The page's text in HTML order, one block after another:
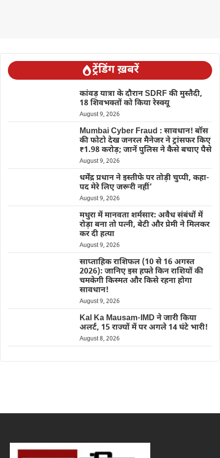
ट्रेंडिंग ख़बरें
कांवड़ यात्रा के दौरान SDRF की मुस्तैदी,
18 शिवभक्तों को किया रेस्क्यू
August 9, 2026
Mumbai Cyber Fraud : सावधान! बॉस
की फोटो देख जनरल मैनेजर ने ट्रांसफर किए
₹1.98 करोड़; जानें पुलिस ने कैसे बचाए पैसे
August 9, 2026
धर्मेंद्र प्रधान ने इस्तीफे पर तोड़ी चुप्पी, कहा-
पद मेरे लिए जरूरी नहीं’
August 9, 2026
मथुरा में मानवता शर्मसार: अवैध संबंधों में
रोड़ा बना तो पत्नी, बेटी और प्रेमी ने मिलकर
कर दी हत्या
August 9, 2026
साप्ताहिक राशिफल (10 से 16 अगस्त
2026): जानिए इस हफ्ते किन राशियों की
चमकेगी किस्मत और किसे रहना होगा
सावधान!
August 9, 2026
Kal Ka Mausam-IMD ने जारी किया
अलर्ट, 15 राज्यों में पर अगले 14 घंटे भारी!
August 8, 2026